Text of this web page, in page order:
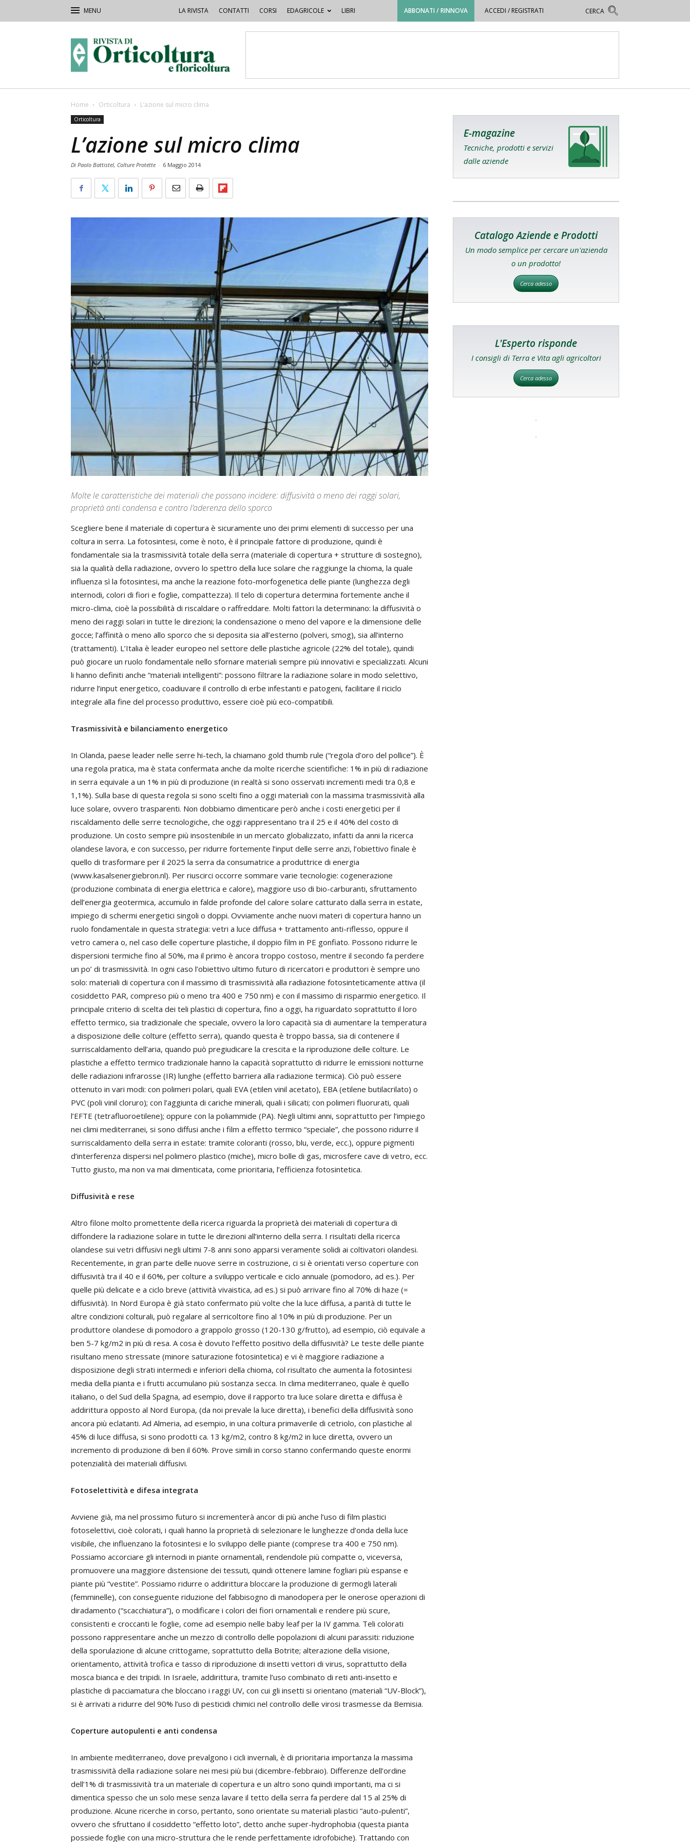
LA RIVISTA CONTATTI CORSI EDAGRICOLE LIBRI ABBONATI / RINNOVA ACCEDI / REGISTRATI
Orticoltura
Home Orticoltura L’azione sul micro clima
Orticoltura
L’azione sul micro clima
Di Paolo Battistel, Colture Protette - 6 Maggio 2014
Molte le caratteristiche dei materiali che possono incidere: diffusività o meno dei raggi solari,
proprietà anti condensa e contro l’aderenza dello sporco
Scegliere bene il materiale di copertura è sicuramente uno dei primi elementi di successo per una
coltura in serra. La fotosintesi, come è noto, è il principale fattore di produzione, quindi è
fondamentale sia la trasmissività totale della serra (materiale di copertura + strutture di sostegno),
sia la qualità della radiazione, ovvero lo spettro della luce solare che raggiunge la chioma, la quale
influenza sì la fotosintesi, ma anche la reazione foto-morfogenetica delle piante (lunghezza degli
internodi, colori di fiori e foglie, compattezza). Il telo di copertura determina fortemente anche il
micro-clima, cioè la possibilità di riscaldare o raffreddare. Molti fattori la determinano: la diffusività o
meno dei raggi solari in tutte le direzioni; la condensazione o meno del vapore e la dimensione delle
gocce; l’affinità o meno allo sporco che si deposita sia all’esterno (polveri, smog), sia all’interno
(trattamenti). L’Italia è leader europeo nel settore delle plastiche agricole (22% del totale), quindi
può giocare un ruolo fondamentale nello sfornare materiali sempre più innovativi e specializzati. Alcuni
li hanno definiti anche “materiali intelligenti”: possono filtrare la radiazione solare in modo selettivo,
ridurre l’input energetico, coadiuvare il controllo di erbe infestanti e patogeni, facilitare il riciclo
integrale alla fine del processo produttivo, essere cioè più eco-compatibili.
Trasmissività e bilanciamento energetico
In Olanda, paese leader nelle serre hi-tech, la chiamano gold thumb rule (“regola d’oro del pollice”). È
una regola pratica, ma è stata confermata anche da molte ricerche scientifiche: 1% in più di radiazione
in serra equivale a un 1% in più di produzione (in realtà si sono osservati incrementi medi tra 0,8 e
1,1%). Sulla base di questa regola si sono scelti fino a oggi materiali con la massima trasmissività alla
luce solare, ovvero trasparenti. Non dobbiamo dimenticare però anche i costi energetici per il
riscaldamento delle serre tecnologiche, che oggi rappresentano tra il 25 e il 40% del costo di
produzione. Un costo sempre più insostenibile in un mercato globalizzato, infatti da anni la ricerca
olandese lavora, e con successo, per ridurre fortemente l’input delle serre anzi, l’obiettivo finale è
quello di trasformare per il 2025 la serra da consumatrice a produttrice di energia
(www.kasalsenergiebron.nl). Per riuscirci occorre sommare varie tecnologie: cogenerazione
(produzione combinata di energia elettrica e calore), maggiore uso di bio-carburanti, sfruttamento
dell’energia geotermica, accumulo in falde profonde del calore solare catturato dalla serra in estate,
impiego di schermi energetici singoli o doppi. Ovviamente anche nuovi materi di copertura hanno un
ruolo fondamentale in questa strategia: vetri a luce diffusa + trattamento anti-riflesso, oppure il
vetro camera o, nel caso delle coperture plastiche, il doppio film in PE gonfiato. Possono ridurre le
dispersioni termiche fino al 50%, ma il primo è ancora troppo costoso, mentre il secondo fa perdere
un po’ di trasmissività. In ogni caso l’obiettivo ultimo futuro di ricercatori e produttori è sempre uno
solo: materiali di copertura con il massimo di trasmissività alla radiazione fotosinteticamente attiva (il
cosiddetto PAR, compreso più o meno tra 400 e 750 nm) e con il massimo di risparmio energetico. Il
principale criterio di scelta dei teli plastici di copertura, fino a oggi, ha riguardato soprattutto il loro
effetto termico, sia tradizionale che speciale, ovvero la loro capacità sia di aumentare la temperatura
a disposizione delle colture (effetto serra), quando questa è troppo bassa, sia di contenere il
surriscaldamento dell’aria, quando può pregiudicare la crescita e la riproduzione delle colture. Le
plastiche a effetto termico tradizionale hanno la capacità soprattutto di ridurre le emissioni notturne
delle radiazioni infrarosse (IR) lunghe (effetto barriera alla radiazione termica). Ciò può essere
ottenuto in vari modi: con polimeri polari, quali EVA (etilen vinil acetato), EBA (etilene butilacrilato) o
PVC (poli vinil cloruro); con l’aggiunta di cariche minerali, quali i silicati; con polimeri fluorurati, quali
l’EFTE (tetrafluoroetilene); oppure con la poliammide (PA). Negli ultimi anni, soprattutto per l’impiego
nei climi mediterranei, si sono diffusi anche i film a effetto termico “speciale”, che possono ridurre il
surriscaldamento della serra in estate: tramite coloranti (rosso, blu, verde, ecc.), oppure pigmenti
d’interferenza dispersi nel polimero plastico (miche), micro bolle di gas, microsfere cave di vetro, ecc.
Tutto giusto, ma non va mai dimenticata, come prioritaria, l’efficienza fotosintetica.
Diffusività e rese
Altro filone molto promettente della ricerca riguarda la proprietà dei materiali di copertura di
diffondere la radiazione solare in tutte le direzioni all’interno della serra. I risultati della ricerca
olandese sui vetri diffusivi negli ultimi 7-8 anni sono apparsi veramente solidi ai coltivatori olandesi.
Recentemente, in gran parte delle nuove serre in costruzione, ci si è orientati verso coperture con
diffusività tra il 40 e il 60%, per colture a sviluppo verticale e ciclo annuale (pomodoro, ad es.). Per
quelle più delicate e a ciclo breve (attività vivaistica, ad es.) si può arrivare fino al 70% di haze (=
diffusività). In Nord Europa è già stato confermato più volte che la luce diffusa, a parità di tutte le
altre condizioni colturali, può regalare al serricoltore fino al 10% in più di produzione. Per un
produttore olandese di pomodoro a grappolo grosso (120-130 g/frutto), ad esempio, ciò equivale a
ben 5-7 kg/m2 in più di resa. A cosa è dovuto l’effetto positivo della diffusività? Le teste delle piante
risultano meno stressate (minore saturazione fotosintetica) e vi è maggiore radiazione a
disposizione degli strati intermedi e inferiori della chioma, col risultato che aumenta la fotosintesi
media della pianta e i frutti accumulano più sostanza secca. In clima mediterraneo, quale è quello
italiano, o del Sud della Spagna, ad esempio, dove il rapporto tra luce solare diretta e diffusa è
addirittura opposto al Nord Europa, (da noi prevale la luce diretta), i benefici della diffusività sono
ancora più eclatanti. Ad Almeria, ad esempio, in una coltura primaverile di cetriolo, con plastiche al
45% di luce diffusa, si sono prodotti ca. 13 kg/m2, contro 8 kg/m2 in luce diretta, ovvero un
incremento di produzione di ben il 60%. Prove simili in corso stanno confermando queste enormi
potenzialità dei materiali diffusivi.
Fotoselettività e difesa integrata
Avviene già, ma nel prossimo futuro si incrementerà ancor di più anche l’uso di film plastici
fotoselettivi, cioè colorati, i quali hanno la proprietà di selezionare le lunghezze d’onda della luce
visibile, che influenzano la fotosintesi e lo sviluppo delle piante (comprese tra 400 e 750 nm).
Possiamo accorciare gli internodi in piante ornamentali, rendendole più compatte o, viceversa,
promuovere una maggiore distensione dei tessuti, quindi ottenere lamine fogliari più espanse e
piante più “vestite”. Possiamo ridurre o addirittura bloccare la produzione di germogli laterali
(femminelle), con conseguente riduzione del fabbisogno di manodopera per le onerose operazioni di
diradamento (“scacchiatura”), o modificare i colori dei fiori ornamentali e rendere più scure,
consistenti e croccanti le foglie, come ad esempio nelle baby leaf per la IV gamma. Teli colorati
possono rappresentare anche un mezzo di controllo delle popolazioni di alcuni parassiti: riduzione
della sporulazione di alcune crittogame, soprattutto della Botrite; alterazione della visione,
orientamento, attività trofica e tasso di riproduzione di insetti vettori di virus, soprattutto della
mosca bianca e dei tripidi. In Israele, addirittura, tramite l’uso combinato di reti anti-insetto e
plastiche di pacciamatura che bloccano i raggi UV, con cui gli insetti si orientano (materiali “UV-Block”),
si è arrivati a ridurre del 90% l’uso di pesticidi chimici nel controllo delle virosi trasmesse da Bemisia.
Coperture autopulenti e anti condensa
In ambiente mediterraneo, dove prevalgono i cicli invernali, è di prioritaria importanza la massima
trasmissività della radiazione solare nei mesi più bui (dicembre-febbraio). Differenze dell’ordine
dell’1% di trasmissività tra un materiale di copertura e un altro sono quindi importanti, ma ci si
dimentica spesso che un solo mese senza lavare il tetto della serra fa perdere dal 15 al 25% di
produzione. Alcune ricerche in corso, pertanto, sono orientate su materiali plastici “auto-pulenti”,
ovvero che sfruttano il cosiddetto “effetto loto”, detto anche super-hydrophobia (questa pianta
possiede foglie con una micro-struttura che le rende perfettamente idrofobiche). Trattando con
E-magazine
Tecniche, prodotti e servizi
dalle aziende
Catalogo Aziende e Prodotti
Un modo semplice per cercare un'azienda
o un prodotto!
Cerca adesso
L'Esperto risponde
I consigli di Terra e Vita agli agricoltori
Cerca adesso